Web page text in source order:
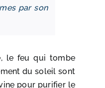
par son
le feu qui tombe
du soleil sont
pour purifier le